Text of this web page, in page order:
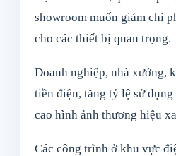
showroom muốn giảm chi
cho các thiết bị quan trọng.
Doanh nghiệp, nhà xưởng,
tiền điện, tăng tỷ lệ sử
cao hình ảnh thương hiệu
Các công trình ở khu vực